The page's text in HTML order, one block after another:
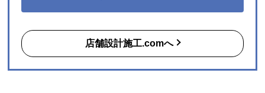
口コミもよく､最安値だった
【注文からどのくらいで届きましたか？】
希望日に設置してくださいました
【その他感想・コメント】
店舗設計施工.comへ